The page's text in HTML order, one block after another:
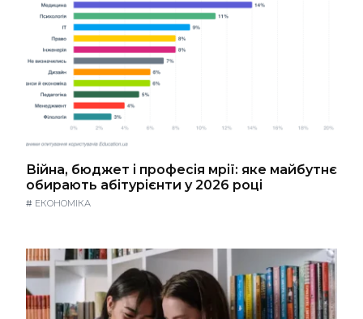
Війна, бюджет і професія мрії: яке майбутнє
обирають абітурієнти у 2026 році
# ЕКОНОМІКА